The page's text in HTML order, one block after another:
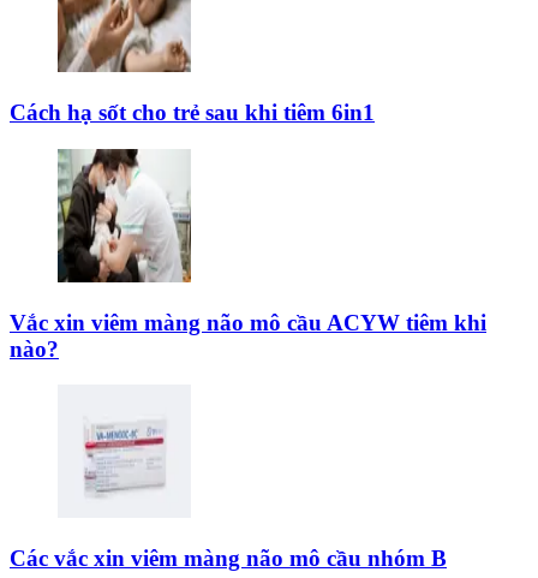
Cách hạ sốt cho trẻ sau khi tiêm 6in1
Vắc xin viêm màng não mô cầu ACYW tiêm khi
nào?
Các vắc xin viêm màng não mô cầu nhóm B